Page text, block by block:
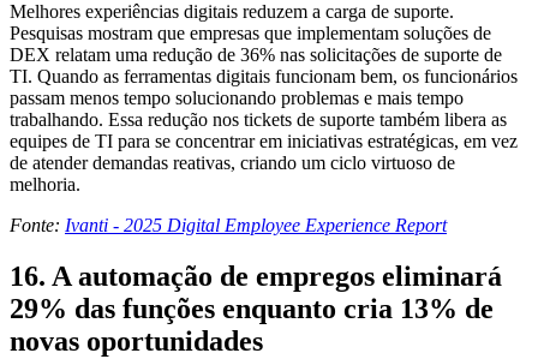
Melhores experiências digitais reduzem a carga de suporte.
Pesquisas mostram que empresas que implementam soluções de
DEX relatam uma redução de 36% nas solicitações de suporte de
TI. Quando as ferramentas digitais funcionam bem, os funcionários
passam menos tempo solucionando problemas e mais tempo
trabalhando. Essa redução nos tickets de suporte também libera as
equipes de TI para se concentrar em iniciativas estratégicas, em vez
de atender demandas reativas, criando um ciclo virtuoso de
melhoria.
Fonte: Ivanti - 2025 Digital Employee Experience Report
16. A automação de empregos eliminará
29% das funções enquanto cria 13% de
novas oportunidades